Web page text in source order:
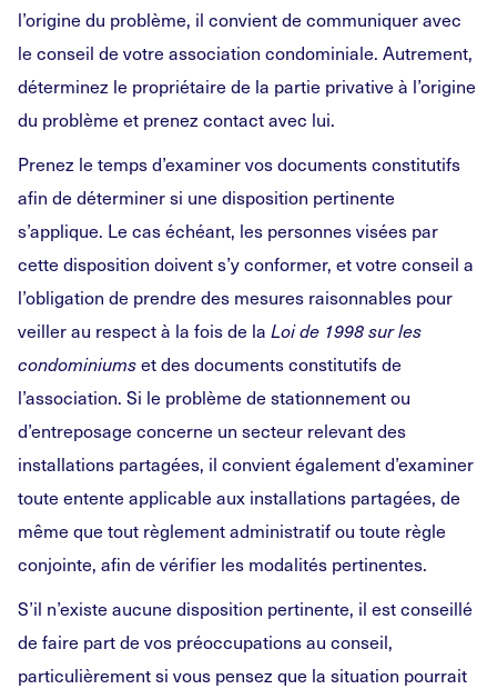
l’origine du problème, il convient de communiquer avec
le conseil de votre association condominiale. Autrement,
déterminez le propriétaire de la partie privative à l’origine
du problème et prenez contact avec lui.
Prenez le temps d’examiner vos documents constitutifs
afin de déterminer si une disposition pertinente
s’applique. Le cas échéant, les personnes visées par
cette disposition doivent s’y conformer, et votre conseil a
l’obligation de prendre des mesures raisonnables pour
veiller au respect à la fois de la Loi de 1998 sur les
condominiumset des documents constitutifs de
l’association. Si le problème de stationnement ou
d’entreposage concerne un secteur relevant des
installations partagées, il convient également d’examiner
toute entente applicable aux installations partagées, de
même que tout règlement administratif ou toute règle
conjointe, afin de vérifier les modalités pertinentes.
S’il n’existe aucune disposition pertinente, il est conseillé
de faire part de vos préoccupations au conseil,
particulièrement si vous pensez que la situation pourrait